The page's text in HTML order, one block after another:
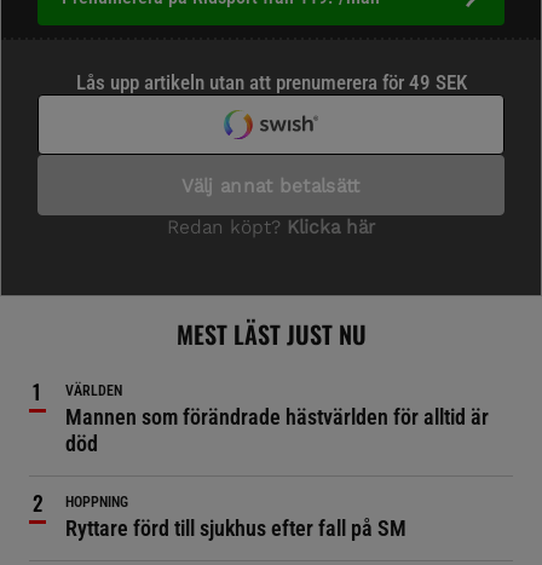
MEST LÄST JUST NU
VÄRLDEN
Mannen som förändrade hästvärlden för alltid är
död
HOPPNING
Ryttare förd till sjukhus efter fall på SM